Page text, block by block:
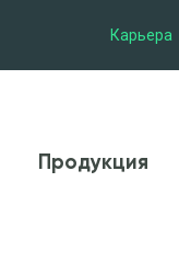
Карьера
Продукция